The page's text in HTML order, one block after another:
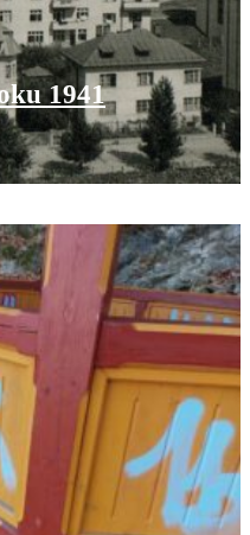
1941